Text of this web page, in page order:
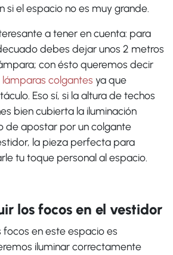
si el espacio no es muy grande.
a tener en cuenta: para
debes dejar unos 2 metros
con ésto queremos decir
lámparas colgantes ya que
Eso sí, si la altura de techos
bien cubierta la iluminación
de apostar por un colgante
la pieza perfecta para
tu toque personal al espacio.
los focos en el vestidor
focos en este espacio es
iluminar correctamente